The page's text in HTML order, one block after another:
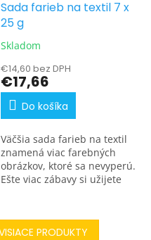
Sada farieb na textil 7 x
25 g
Skladom
€14,60 bez DPH
€17,66
Do košíka
Väčšia sada farieb na textil
znamená viac farebných
obrázkov, ktoré sa nevyperú.
Ešte viac zábavy si užijete
svoje...
PRODUKTY